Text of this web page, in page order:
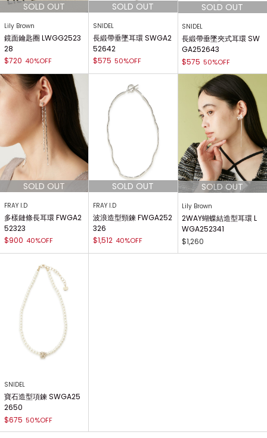
Lily Brown
鏡面鑰匙圈 LWGG2523
28
$720 40%OFF
SNIDEL
長緞帶垂墜耳環 SWGA2
52642
$575 50%OFF
SNIDEL
長緞帶垂墜夾式耳環 SW
GA252643
$575 50%OFF
FRAY I.D
多樣鏈條長耳環 FWGA2
52323
$900 40%OFF
FRAY I.D
波浪造型頸鍊 FWGA252
326
$1,512 40%OFF
Lily Brown
2WAY蝴蝶結造型耳環 L
WGA252341
$1,260
SNIDEL
寶石造型項鍊 SWGA25
2650
$675 50%OFF